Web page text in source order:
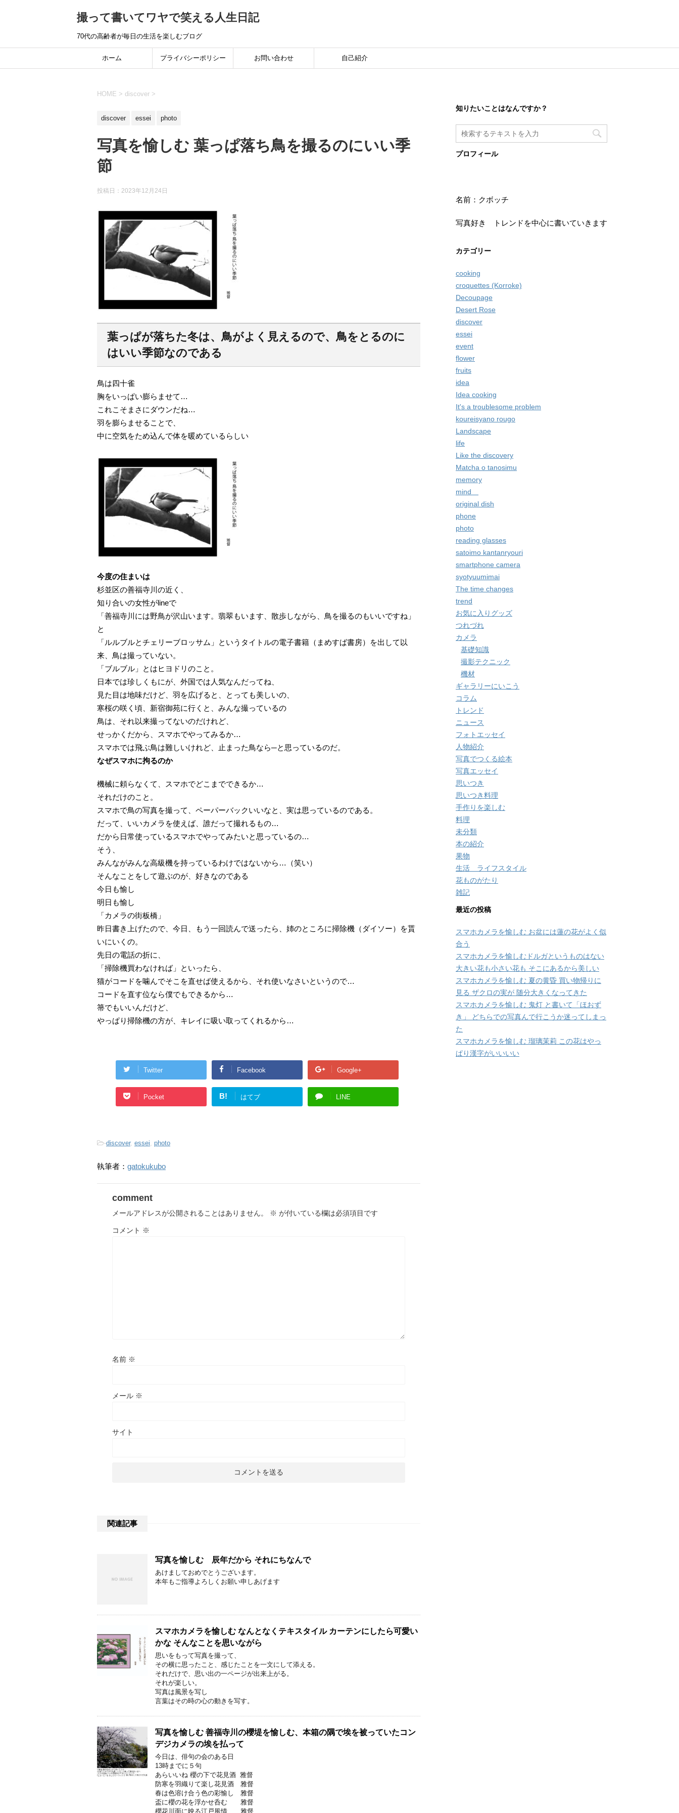
撮って書いてワヤで笑える人生日記
70代の高齢者が毎日の生活を楽しむブログ
ホーム プライバシーポリシー お問い合わせ 自己紹介
HOME > discover >
discover essei photo
写真を愉しむ 葉っぱ落ち鳥を撮るのにいい季
節
投稿日： 2023年12月24日
葉っぱが落ちた冬は、鳥がよく見えるので、鳥をとるのに
はいい季節なのである
鳥は四十雀
胸をいっぱい膨らませて…
これこそまさにダウンだね…
羽を膨らませることで、
中に空気をため込んで体を暖めているらしい
今度の住まいは
杉並区の善福寺川の近く、
知り合いの女性がlineで
「善福寺川には野鳥が沢山います。翡翠もいます、散歩しながら、鳥を撮るのもいいですね」
と
「ルルブルとチェリーブロッサム」というタイトルの電子書籍（まめすば書房）を出して以
来、鳥は撮っていない。
「ブルブル」とはヒヨドリのこと。
日本では珍しくもにが、外国では人気なんだってね、
見た目は地味だけど、羽を広げると、とっても美しいの、
寒桜の咲く頃、新宿御苑に行くと、みんな撮っているの
鳥は、それ以来撮ってないのだけれど、
せっかくだから、スマホでやってみるか…
スマホでは飛ぶ鳥は難しいけれど、止まった鳥なら─と思っているのだ。
なぜスマホに拘るのか
機械に頼らなくて、スマホでどこまでできるか…
それだけのこと。
スマホで鳥の写真を撮って、ペーパーバックいいなと、実は思っているのである。
だって、いいカメラを使えば、誰だって撮れるもの…
だから日常使っているスマホでやってみたいと思っているの…
そう、
みんながみんな高級機を持っているわけではないから…（笑い）
そんなことをして遊ぶのが、好きなのである
今日も愉し
明日も愉し
「カメラの街板橋」
昨日書き上げたので、今日、もう一回読んで送ったら、姉のところに掃除機（ダイソー）を貰
いにいくの。
先日の電話の折に、
「掃除機買わなければ」といったら、
猫がコードを噛んでそこを直せば使えるから、それ使いなさいというので…
コードを直す位なら僕でもできるから…
箒でもいいんだけど、
やっぱり掃除機の方が、キレイに吸い取ってくれるから…
Twitter Facebook Google+
Pocket B! はてブ LINE
-discover, essei, photo
執筆者： gatokukubo
comment
メールアドレスが公開されることはありません。 ※ が付いている欄は必須項目です
コメント ※
名前 ※
メール ※
サイト
関連記事
写真を愉しむ 辰年だから それにちなんで
あけましておめでとうございます。
本年もご指導よろしくお願い申しあげます
スマホカメラを愉しむ なんとなくテキスタイル カーテンにしたら可愛い
かな そんなことを思いながら
思いをもって写真を撮って、
その横に思ったこと、感じたことを一文にして添える。
それだけで、思い出の一ページが出来上がる。
それが楽しい。
写真は風景を写し
言葉はその時の心の動きを写す。
写真を愉しむ 善福寺川の櫻堤を愉しむ、本箱の隅で埃を被っていたコン
デジカメラの埃を払って
今日は、俳句の会のある日
13時までに５句
あらいいね 櫻の下で花見酒 雅督
防寒を羽織りて楽し花見酒 雅督
春は色溶け合う色の彩愉し 雅督
盃に櫻の花を浮かせ呑む 雅督
櫻花川面に映る江戸風情 雅督
知りたいことはなんですか？
プロフィール
名前：クボッチ
写真好き トレンドを中心に書いていきます
カテゴリー
cooking
croquettes (Korroke)
Decoupage
Desert Rose
discover
essei
event
flower
fruits
idea
Idea cooking
It's a troublesome problem
koureisyano rougo
Landscape
life
Like the discovery
Matcha o tanosimu
memory
mind
original dish
phone
photo
reading glasses
satoimo kantanryouri
smartphone camera
syotyuumimai
The time changes
trend
お気に入りグッズ
つれづれ
カメラ
基礎知識
撮影テクニック
機材
ギャラリーにいこう
コラム
トレンド
ニュース
フォトエッセイ
人物紹介
写真でつくる絵本
写真エッセイ
思いつき
思いつき料理
手作りを楽しむ
料理
未分類
本の紹介
果物
生活 ライフスタイル
花ものがたり
雑記
最近の投稿
スマホカメラを愉しむ お盆には蓮の花がよく似
合う
スマホカメラを愉しむドルガというものはない
大きい花も小さい花も そこにあるから美しい
スマホカメラを愉しむ 夏の黄昏 買い物帰りに
見る ザクロの実が 随分大きくなってきた
スマホカメラを愉しむ 鬼灯 と書いて「ほおず
き」 どちらでの写真んで行こうか迷ってしまっ
た
スマホカメラを愉しむ 瑠璃茉莉 この花はやっ
ぱり漢字がいいいい